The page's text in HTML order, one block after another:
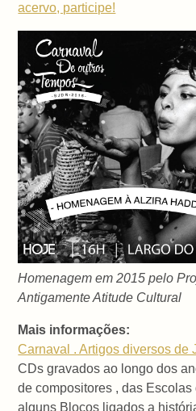
acervo, participe!
Homenagem em 2015 pelo
Antigamente Atitude Cultural
Mais informações:
Carnaval . Artigos diversos de
CDs gravados ao longo dos
de compositores , das
alguns Blocos ligados a